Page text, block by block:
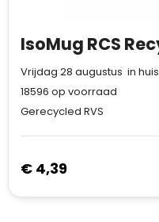
Vrijdag 28 augustus in huis
18596 op voorraad
Gerecycled RVS
€ 4,39